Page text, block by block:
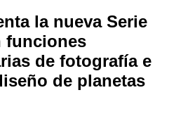
la nueva Serie
funciones
de fotografía e
de planetas